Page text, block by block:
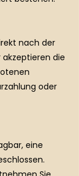
nach der
akzeptieren die
oder
eine